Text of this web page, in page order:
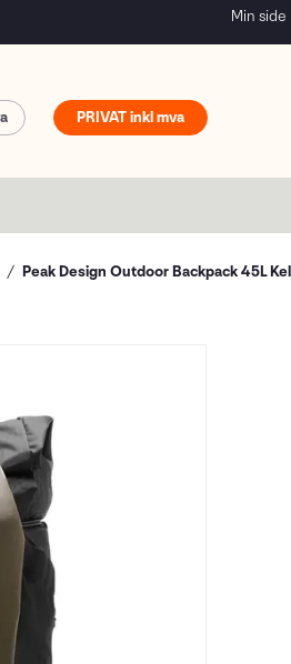
Min side
PRIVAT
Peak Design Outdoor Backpack 45L